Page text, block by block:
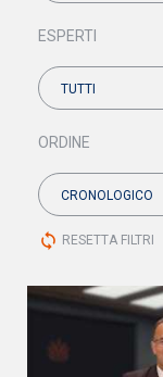
ESPERTI
TUTTI
ORDINE
CRONOLOGICO
sync RESETTA FILTRI